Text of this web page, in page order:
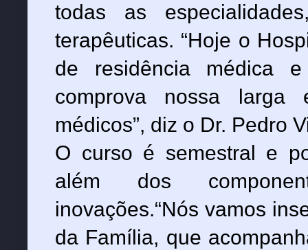
todas as
terapêuticas. “Hoje o
de residência médica
comprova nossa larga
médicos”, diz o Dr. Pedro
O curso é semestral e
além dos
inovações.“Nós vamos
da Família, que